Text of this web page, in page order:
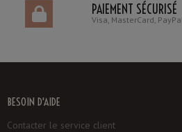
PAIEMENT SÉCURISÉ
Visa, MasterCard,
BESOIN D'AIDE
Contacter le service client